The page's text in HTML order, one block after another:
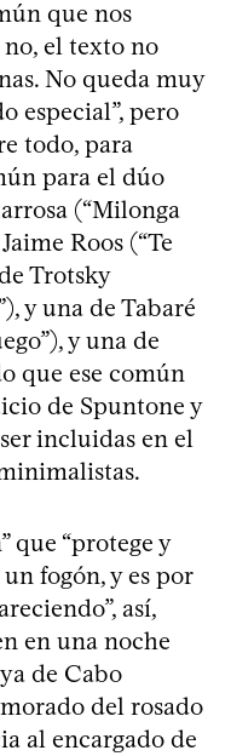
que nos
no, el texto no
No queda muy
especial”, pero
todo, para
para el dúo
(“Milonga
Roos (“Te
Trotsky
y una de Tabaré
y una de
que ese común
de Spuntone y
incluidas en el
que “protege y
fogón, y es por
así,
en una noche
de Cabo
del rosado
al encargado de